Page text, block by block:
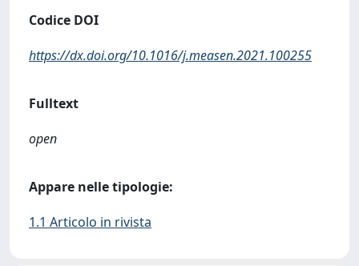
Codice DOI
https://dx.doi.org/10.1016/j.measen.2021.100255
Fulltext
open
Appare nelle tipologie:
1.1 Articolo in rivista